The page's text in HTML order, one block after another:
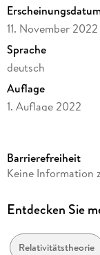
11. November 2022
Sprache
deutsch
Auflage
1. Auflage 2022
Reihe
Autor/Autorin
Verlag/Hersteller
Barrierefreiheit
Keine Information
Entdecken Sie
Relativitätstheorie